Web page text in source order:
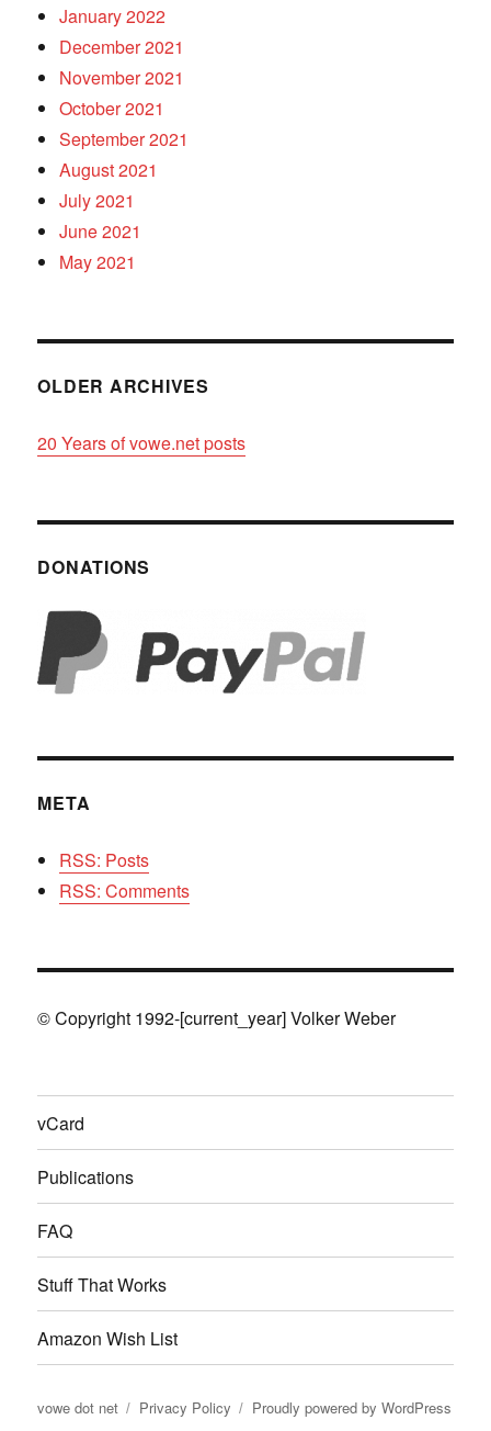
January 2022
December 2021
November 2021
October 2021
September 2021
August 2021
July 2021
June 2021
May 2021
OLDER ARCHIVES
20 Years of vowe.net posts
DONATIONS
META
RSS: Posts
RSS: Comments
© Copyright 1992-[current_year] Volker Weber
vCard
Publications
FAQ
Stuff That Works
Amazon Wish List
vowe dot net Privacy Policy Proudly powered by WordPress